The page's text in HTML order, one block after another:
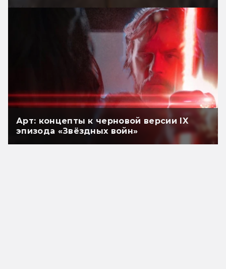
Арт: концепты к черновой версии IX
эпизода «Звёздных войн»